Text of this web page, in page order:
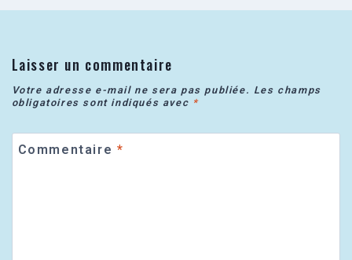
Laisser un commentaire
Votre adresse e-mail ne sera pas publiée. Les champs
obligatoires sont indiqués avec *
Commentaire *